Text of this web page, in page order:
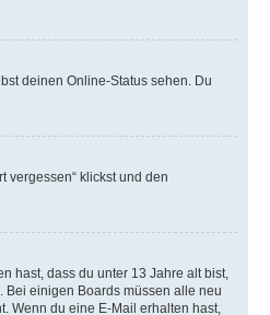
deinen Online-Status sehen. Du
vergessen“ klickst und den
hast, dass du unter 13 Jahre alt bist,
Bei einigen Boards müssen alle neu
Wenn du eine E-Mail erhalten hast,